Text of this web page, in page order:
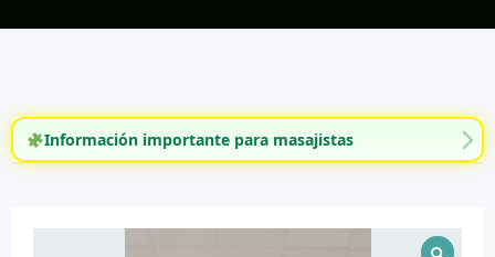
Información importante para masajistas